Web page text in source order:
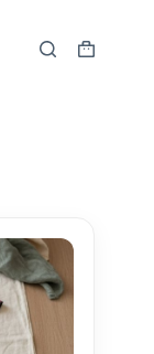
Carro